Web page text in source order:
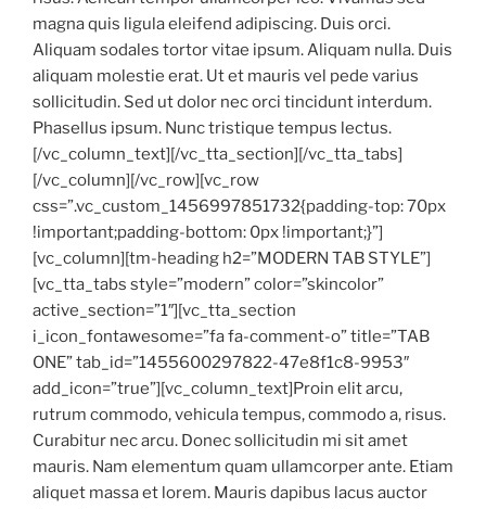
magna quis ligula eleifend adipiscing. Duis orci.
Aliquam sodales tortor vitae ipsum. Aliquam nulla. Duis
aliquam molestie erat. Ut et mauris vel pede varius
sollicitudin. Sed ut dolor nec orci tincidunt interdum.
Phasellus ipsum. Nunc tristique tempus lectus.
[/vc_column_text][/vc_tta_section][/vc_tta_tabs]
[/vc_column][/vc_row][vc_row
css=”.vc_custom_1456997851732{padding-top: 70px
!important;padding-bottom: 0px !important;}”]
[vc_column][tm-heading h2=”MODERN TAB STYLE”]
[vc_tta_tabs style=”modern” color=”skincolor”
active_section=”1″][vc_tta_section
i_icon_fontawesome=”fa fa-comment-o” title=”TAB
ONE” tab_id=”1455600297822-47e8f1c8-9953″
add_icon=”true”][vc_column_text]Proin elit arcu,
rutrum commodo, vehicula tempus, commodo a, risus.
Curabitur nec arcu. Donec sollicitudin mi sit amet
mauris. Nam elementum quam ullamcorper ante. Etiam
aliquet massa et lorem. Mauris dapibus lacus auctor